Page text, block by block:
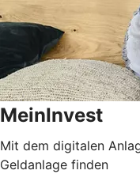
MeinInvest
Mit dem digitalen
Geldanlage finden